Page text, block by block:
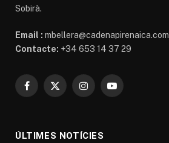
Sobirà.
Email : mbellera@cadenapirenaica.com
Contacte: +34 653 14 37 29
Facebook
X
InstagramYouTube
ÚLTIMES NOTÍCIES